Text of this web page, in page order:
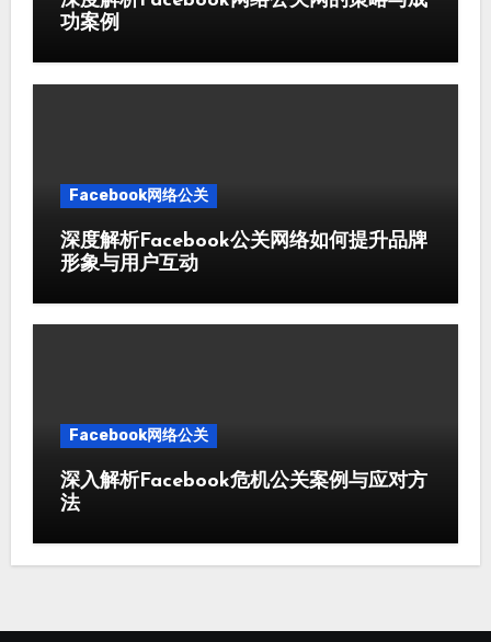
功案例
Facebook网络公关
深度解析Facebook公关网络如何提升品牌
形象与用户互动
Facebook网络公关
深入解析Facebook危机公关案例与应对方
法